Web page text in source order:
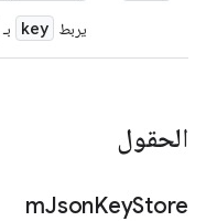
يربط key بـ
الحقول
mJsonKeyStore